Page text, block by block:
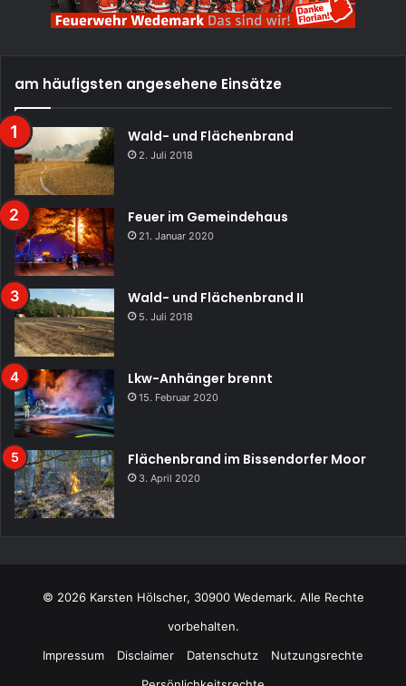
am häufigsten angesehene Einsätze
Wald- und Flächenbrand
2. Juli 2018
Feuer im Gemeindehaus
21. Januar 2020
Wald- und Flächenbrand II
5. Juli 2018
Lkw-Anhänger brennt
15. Februar 2020
Flächenbrand im Bissendorfer Moor
3. April 2020
© 2026 Karsten Hölscher, 30900 Wedemark. Alle Rechte
vorbehalten.
Impressum
Disclaimer Datenschutz
Nutzungsrechte